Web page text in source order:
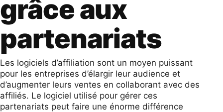
grâce aux
partenariats
Les logiciels d’affiliation sont un moyen puissant
pour les entreprises d’élargir leur audience et
d’augmenter leurs ventes en collaborant avec des
affiliés. Le logiciel utilisé pour gérer ces
partenariats peut faire une énorme différence